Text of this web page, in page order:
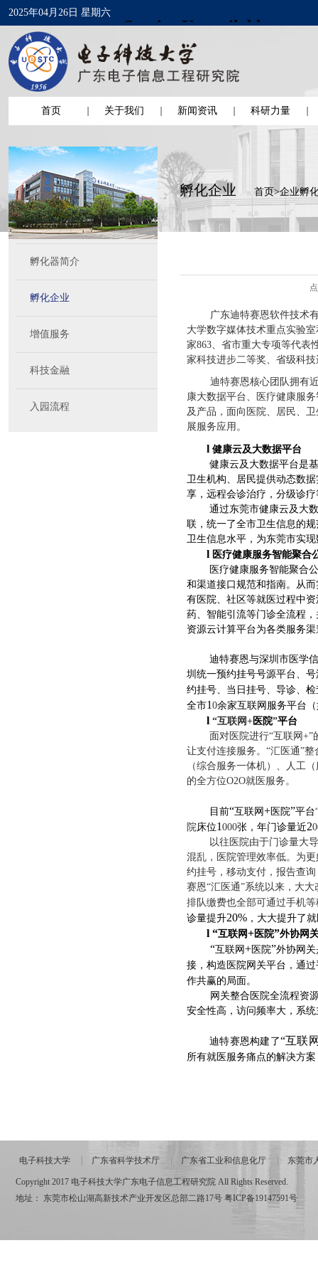
2025年04月26日 星期六
首页 关于我们 新闻资讯 科研力量
孵化器简介
孵化企业
增值服务
科技金融
入园流程
孵化企业 首页>企业孵
广东迪特赛恩软件技术
大学数字媒体技术重点实验
家863、省市重大专项等代表
家科技进步二等奖、省级科
迪特赛恩核心团队拥有
康大数据平台、医疗健康服
及产品，面向医院、居民、
展服务应用。
l 健康云及大数据平台
健康云及大数据平台是
卫生机构、居民提供动态数
享，远程会诊治疗，分级诊
通过东莞市健康云及大
联，统一了全市卫生信息的
卫生信息水平，为东莞市实
l 医疗健康服务智能聚合
医疗健康服务智能聚合
和渠道接口规范和指南。从
有 医院、社区等就医过程中
药、智能引流等门诊全流程，
资源云计算平台为各类服务
迪特赛恩与深圳市医学
圳统一预约挂号号源平台、
约挂号、当日挂号、导诊、
全市1 0余家互联网服务平台
l “互联网+医院”平台
面对医院进行“互联网 +”
让支付连接服务。 “汇医通”整
（综合服务一体机）、人工
的全方位O2O就医服务。
目前“互联网 + 医院”平台
院床位1 000张，年门诊量近2
以往医院由于门诊量大
混乱，医院管理效率低。为
约挂号，移动支付，报告查
赛恩“汇医通”系统以来，大
排队缴费也全部可通过手机
诊量提升20% ，大大提升了
l “互联网+医院”外协网
“互联网 + 医院”外协网
接，构造医院网关平台，通
作共赢的局面。
网关整合医院全流程资
安全性高，访问频率大，系
迪特赛恩构建了“互联
所有就医服务痛点的解决方
电子科技大学 广东省科学技术厅 广东省工业和信息化厅 东莞市
Copyright 2017 电子科技大学广东电子信息工程研究院 All Rights Reserved.
地址： 东莞市松山湖高新技术产业开发区总部二路17号 粤ICP备19147591号